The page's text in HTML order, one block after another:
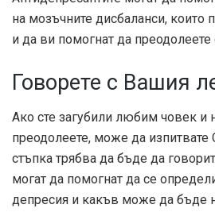
на мозъчните дисбаланси, които
и да ви помогнат да преодолеете
Говорете с Вашия
Ако сте загубили любим човек и
преодолеете, може да изпитвате
стъпка трябва да бъде да
могат да помогнат да се
депресия и какъв може да бъде